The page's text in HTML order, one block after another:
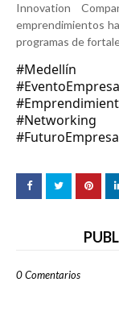
Innovation
emprendimientos
programas de
0 Comentarios